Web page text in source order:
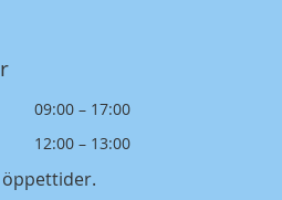
09:00 – 17:00
12:00 – 13:00
öppettider.